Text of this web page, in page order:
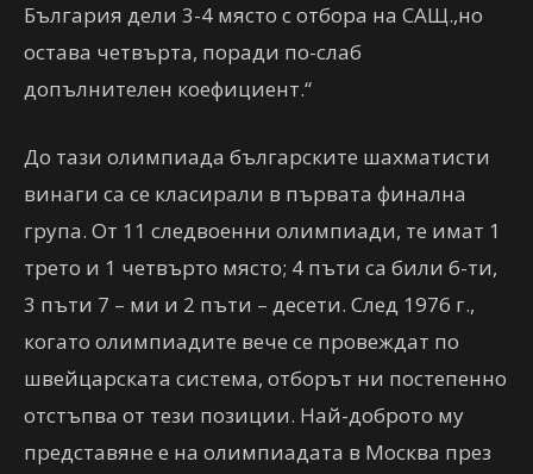
България дели 3-4 място с отбора на САЩ.,но
остава четвърта, поради по-слаб
допълнителен коефициент.“
До тази олимпиада българските шахматисти
винаги са се класирали в първата финална
група. От 11 следвоенни олимпиади, те имат 1
трето и 1 четвърто място; 4 пъти са били 6-ти,
3 пъти 7 – ми и 2 пъти – десети. След 1976 г.,
когато олимпиадите вече се провеждат по
швейцарската система, отборът ни постепенно
отстъпва от тези позиции. Най-доброто му
представяне е на олимпиадата в Москва през